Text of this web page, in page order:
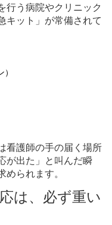
行う病院やクリニック
キット」が常備されて
看護師の手の届く場所
が出た」と叫んだ瞬
られます。
は、必ず重い